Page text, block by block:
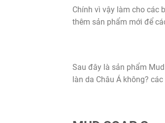
Chính vì vậy làm cho các
thêm sản phẩm mới để
Sau đây là sản phẩm
làn da Châu Á không?